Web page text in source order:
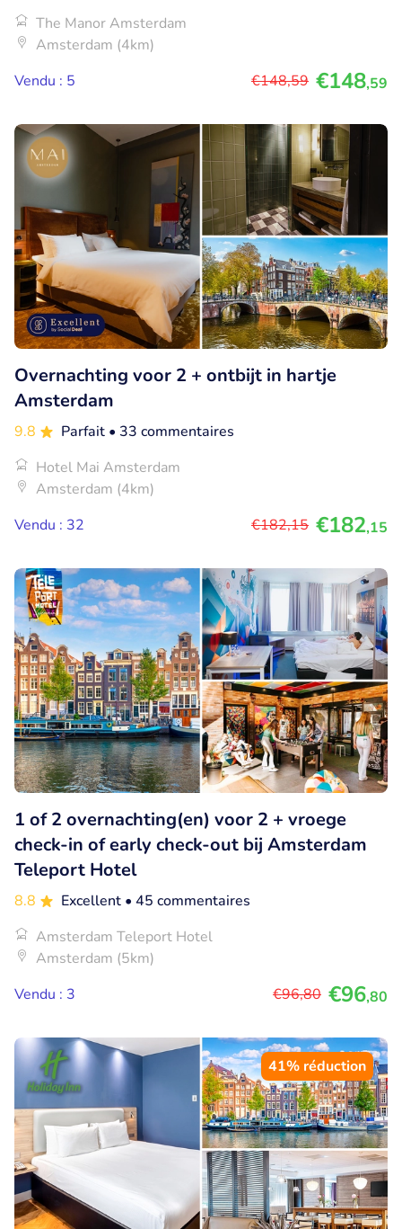
The Manor Amsterdam
Amsterdam (4km)
Vendu : 5
€148,59 €148,59
Overnachting voor 2 + ontbijt in hartje
Amsterdam
9.8 Parfait • 33 commentaires
Hotel Mai Amsterdam
Amsterdam (4km)
Vendu : 32
€182,15 €182,15
1 of 2 overnachting(en) voor 2 + vroege
check-in of early check-out bij Amsterdam
Teleport Hotel
8.8 Excellent • 45 commentaires
Amsterdam Teleport Hotel
Amsterdam (5km)
Vendu : 3
€96,80 €96,80
41% réduction